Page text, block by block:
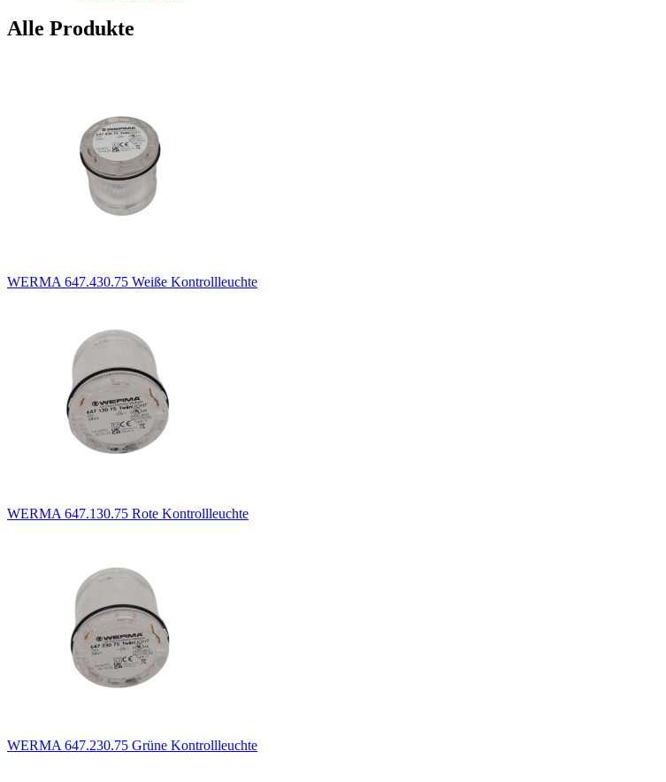
Alle Produkte
WERMA 647.430.75 Weiße Kontrollleuchte
WERMA 647.130.75 Rote Kontrollleuchte
WERMA 647.230.75 Grüne Kontrollleuchte